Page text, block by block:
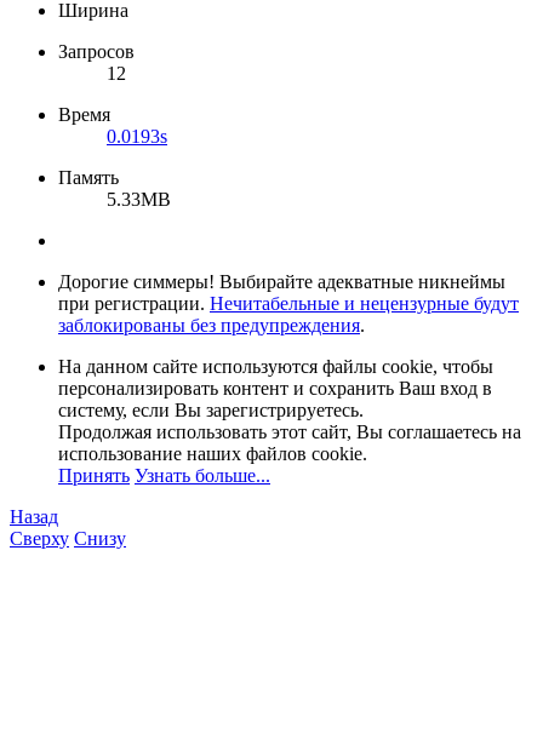
Ширина
Запросов
12
Время
0.0193s
Память
5.33MB
Дорогие симмеры! Выбирайте адекватные никнеймы
при регистрации. Нечитабельные и нецензурные будут
заблокированы без предупреждения.
На данном сайте используются файлы cookie, чтобы
персонализировать контент и сохранить Ваш вход в
систему, если Вы зарегистрируетесь.
Продолжая использовать этот сайт, Вы соглашаетесь на
использование наших файлов cookie.
Принять Узнать больше...
Назад
Сверху Снизу